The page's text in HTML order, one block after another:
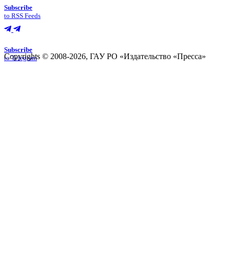
Subscribe
to RSS Feeds
Subscribe
to Telegram
Copyrights © 2008-2026, ГАУ РО «Издательство «Пресса»